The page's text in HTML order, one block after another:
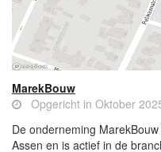
MarekBouw
Opgericht in Oktober
De onderneming
Assen en is actief in de